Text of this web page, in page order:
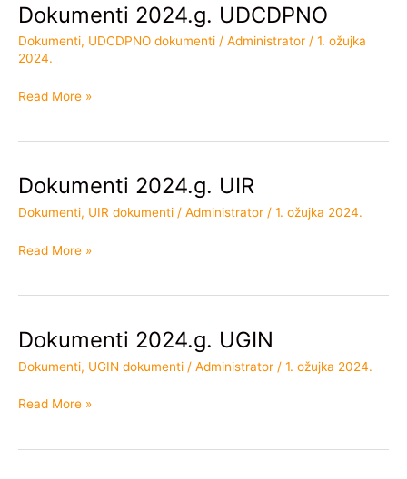
Dokumenti 2024.g. UDCDPNO
Dokumenti, UDCDPNO dokumenti / Administrator / 1. ožujka
2024.
Dokumenti
UDCDPNO
Read More »
Dokumenti 2024.g. UIR
Dokumenti, UIR dokumenti / Administrator / 1. ožujka 2024.
Dokumenti
UIR
Read More »
Dokumenti 2024.g. UGIN
Dokumenti, UGIN dokumenti / Administrator / 1. ožujka 2024.
Dokumenti
UGIN
Read More »